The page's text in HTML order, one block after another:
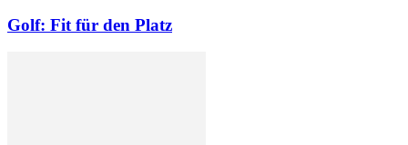
Golf: Fit für den Platz